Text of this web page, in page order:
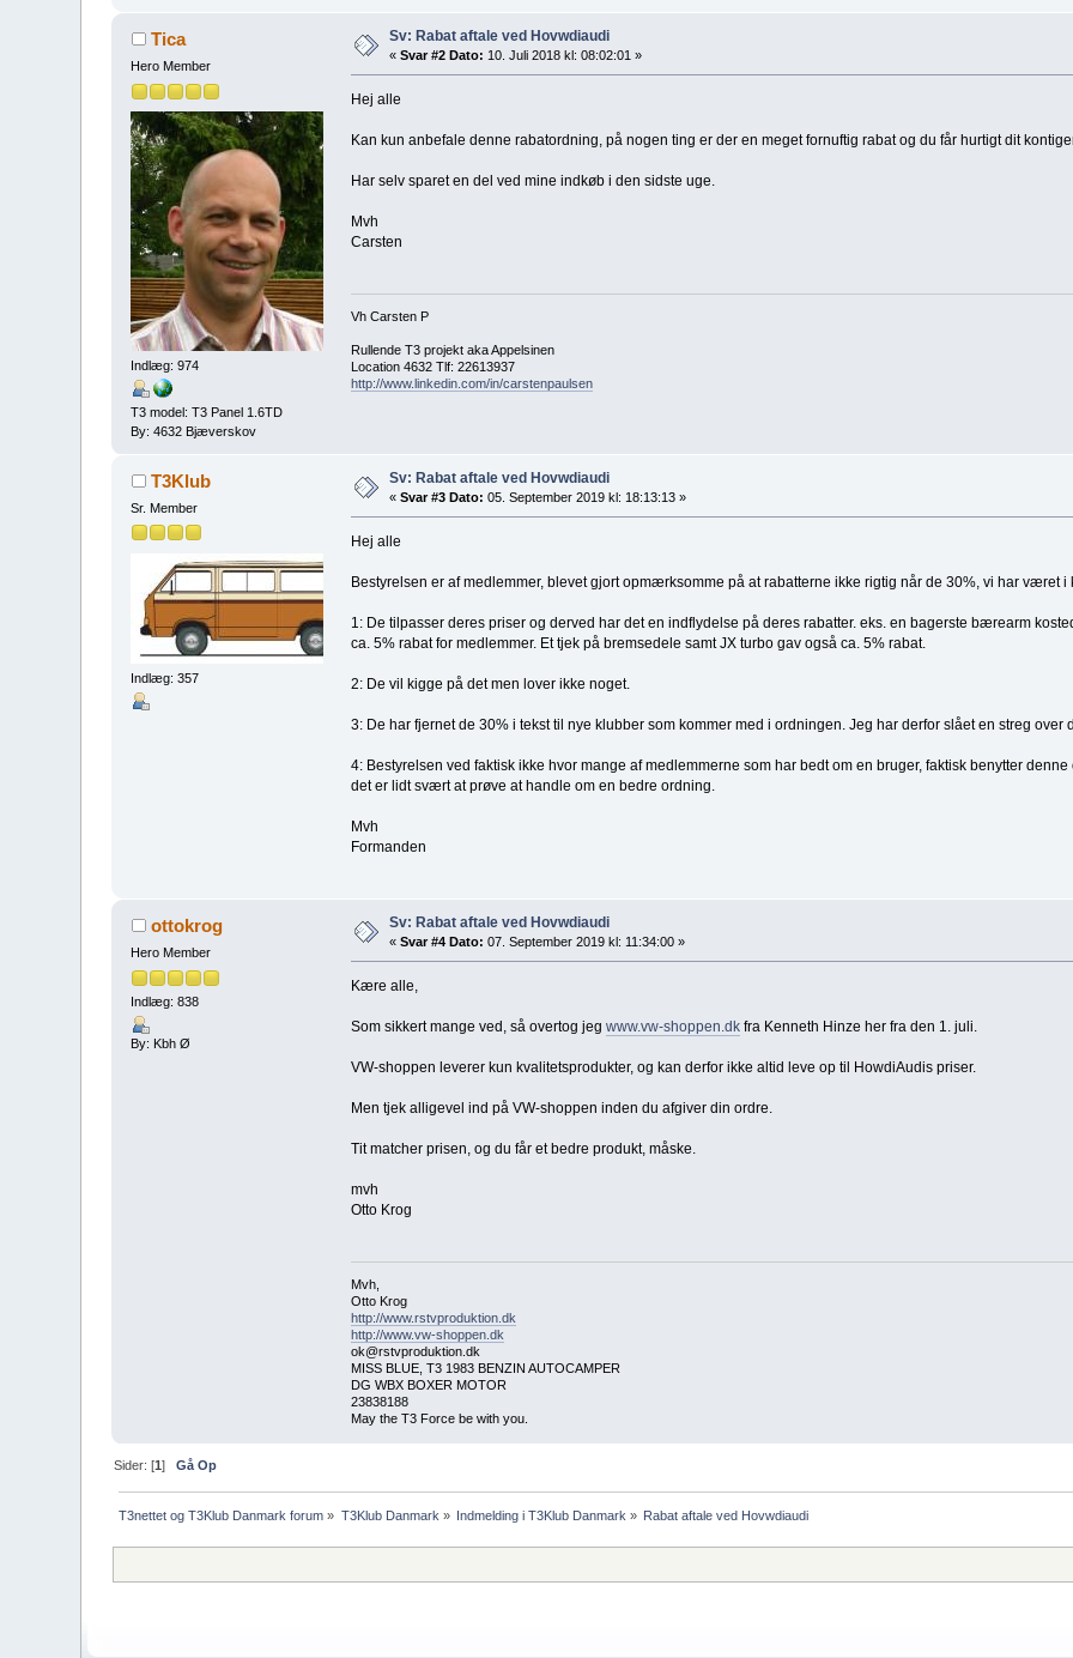
Tica
Hero Member
Indlæg: 974
T3 model: T3 Panel 1.6TD
By: 4632 Bjæverskov
Sv: Rabat aftale ved Hovwdiaudi
«Svar #2 Dato: 10. Juli 2018 kl: 08:02:01 »
Hej alle
Kan kun anbefale denne rabatordning, på nogen ting er der en meget fornuftig rabat og du får hurtigt dit
Har selv sparet en del ved mine indkøb i den sidste uge.
Mvh
Carsten
Vh Carsten P
Rullende T3 projekt aka Appelsinen
Location 4632 Tlf: 22613937
http://www.linkedin.com/in/carstenpaulsen
T3Klub
Sr. Member
Indlæg: 357
Sv: Rabat aftale ved Hovwdiaudi
«Svar #3 Dato: 05. September 2019 kl: 18:13:13 »
Hej alle
Bestyrelsen er af medlemmer, blevet gjort opmærksomme på at rabatterne ikke rigtig når de 30%, vi har været i
1: De tilpasser deres priser og derved har det en indflydelse på deres rabatter. eks. en bagerste bærearm
ca. 5% rabat for medlemmer. Et tjek på bremsedele samt JX turbo gav også ca. 5% rabat.
2: De vil kigge på det men lover ikke noget.
3: De har fjernet de 30% i tekst til nye klubber som kommer med i ordningen. Jeg har derfor slået en streg
4: Bestyrelsen ved faktisk ikke hvor mange af medlemmerne som har bedt om en bruger, faktisk benytter
det er lidt svært at prøve at handle om en bedre ordning.
Mvh
Formanden
ottokrog
Hero Member
Indlæg: 838
By: Kbh Ø
Sv: Rabat aftale ved Hovwdiaudi
«Svar #4 Dato: 07. September 2019 kl: 11:34:00 »
Kære alle,
Som sikkert mange ved, så overtog jeg www.vw-shoppen.dkfra Kenneth Hinze her fra den 1. juli.
VW-shoppen leverer kun kvalitetsprodukter, og kan derfor ikke altid leve op til HowdiAudis priser.
Men tjek alligevel ind på VW-shoppen inden du afgiver din ordre.
Tit matcher prisen, og du får et bedre produkt, måske.
mvh
Otto Krog
Mvh,
Otto Krog
http://www.rstvproduktion.dk
http://www.vw-shoppen.dk
ok@rstvproduktion.dk
MISS BLUE, T3 1983 BENZIN AUTOCAMPER
DG WBX BOXER MOTOR
23838188
May the T3 Force be with you.
Sider: [1]Gå Op
T3nettet og T3Klub Danmark forum » T3Klub Danmark » Indmelding i T3Klub Danmark » Rabat aftale ved Hovwdiaudi